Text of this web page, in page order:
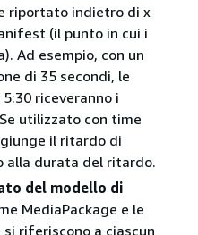
riportato indietro di x
(il punto in cui i
Ad esempio, con un
di 35 secondi, le
riceveranno i
utilizzato con time
il ritardo di
alla durata del ritardo.
del modello di
MediaPackage e le
riferiscono a ciascun